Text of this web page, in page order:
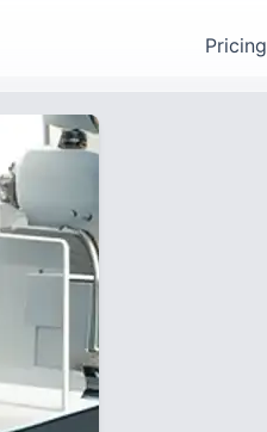
Pricing